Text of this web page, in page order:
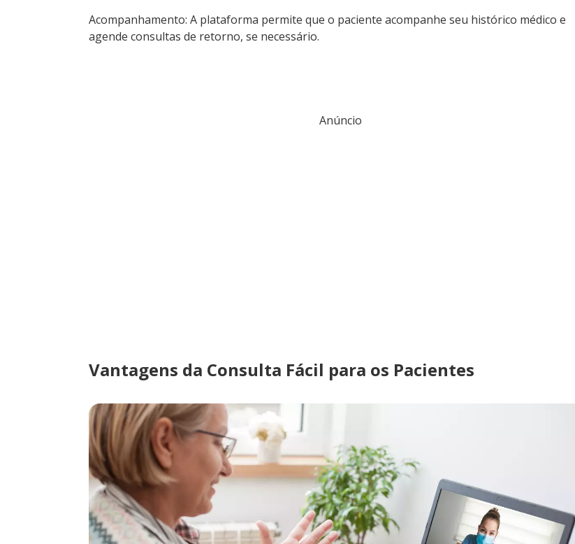
Acompanhamento: A plataforma permite que o paciente acompanhe seu histórico médico e
agende consultas de retorno, se necessário.
Anúncio
Vantagens da Consulta Fácil para os Pacientes